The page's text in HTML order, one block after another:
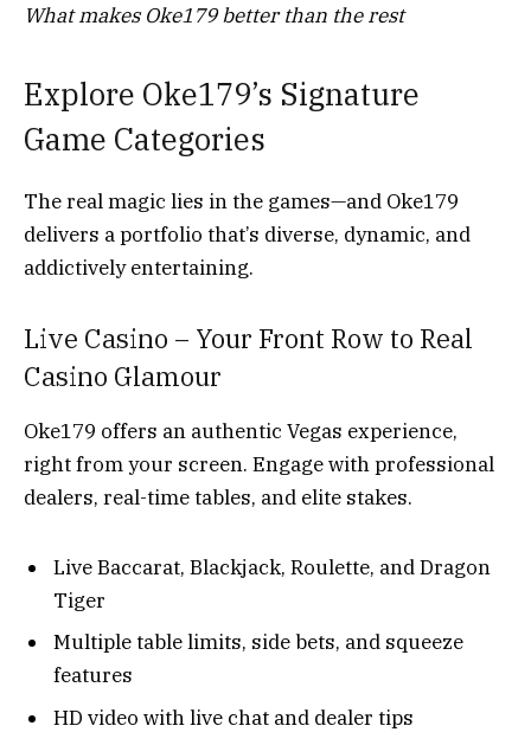
What makes Oke179 better than the rest
Explore Oke179’s Signature
Game Categories
The real magic lies in the games—and Oke179
delivers a portfolio that’s diverse, dynamic, and
addictively entertaining.
Live Casino – Your Front Row to Real
Casino Glamour
Oke179 offers an authentic Vegas experience,
right from your screen. Engage with professional
dealers, real-time tables, and elite stakes.
Live Baccarat, Blackjack, Roulette, and Dragon
Tiger
Multiple table limits, side bets, and squeeze
features
HD video with live chat and dealer tips